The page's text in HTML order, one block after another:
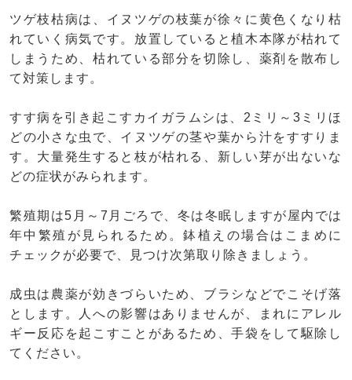
ツゲ枝枯病は、イヌツゲの枝葉が徐々に黄色くなり枯
れていく病気です。放置していると植木本隊が枯れて
しまうため、枯れている部分を切除し、薬剤を散布し
て対策します。
すす病を引き起こすカイガラムシは、2ミリ～3ミリほ
どの小さな虫で、イヌツゲの茎や葉から汁をすすりま
す。大量発生すると枝が枯れる、新しい芽が出ないな
どの症状がみられます。
繁殖期は5月～7月ごろで、冬は冬眠しますが屋内では
年中繁殖が見られるため。鉢植えの場合はこまめに
チェックが必要で、見つけ次第取り除きましょう。
成虫は農薬が効きづらいため、ブラシなどでこそげ落
とします。人への影響はありませんが、まれにアレル
ギー反応を起こすことがあるため、手袋をして駆除し
てください。